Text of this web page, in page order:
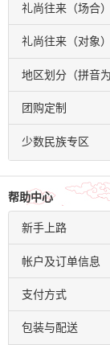
礼尚往来（场合）
click to
礼尚往来（对象）
click to
地区划分（拼音为
click to
团购定制
click to
少数民族专区
帮助中心
新手上路
click to
帐户及订单信息
click to
支付方式
click to
包装与配送